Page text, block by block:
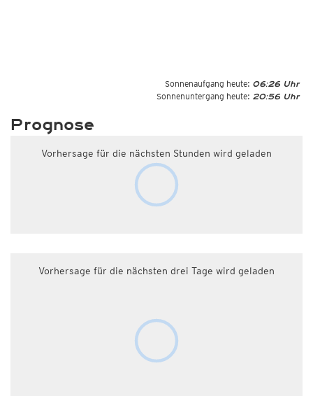
Sonnenaufgang heute: 06:26 Uhr
Sonnenuntergang heute: 20:56 Uhr
Prognose
Vorhersage für die nächsten Stunden wird geladen
Vorhersage für die nächsten drei Tage wird geladen